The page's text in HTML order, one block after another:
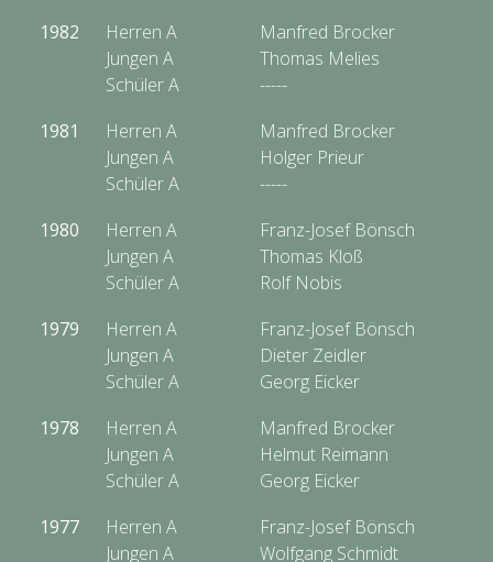
1982
Herren A
Jungen A
Schüler A
Manfred Brocker
Thomas Melies
-----
1981
Herren A
Jungen A
Schüler A
Manfred Brocker
Holger Prieur
-----
1980
Herren A
Jungen A
Schüler A
Franz-Josef Bönsch
Thomas Kloß
Rolf Nobis
1979
Herren A
Jungen A
Schüler A
Franz-Josef Bönsch
Dieter Zeidler
Georg Eicker
1978
Herren A
Jungen A
Schüler A
Manfred Brocker
Helmut Reimann
Georg Eicker
1977
Herren A
Jungen A
Franz-Josef Bönsch
Wolfgang Schmidt